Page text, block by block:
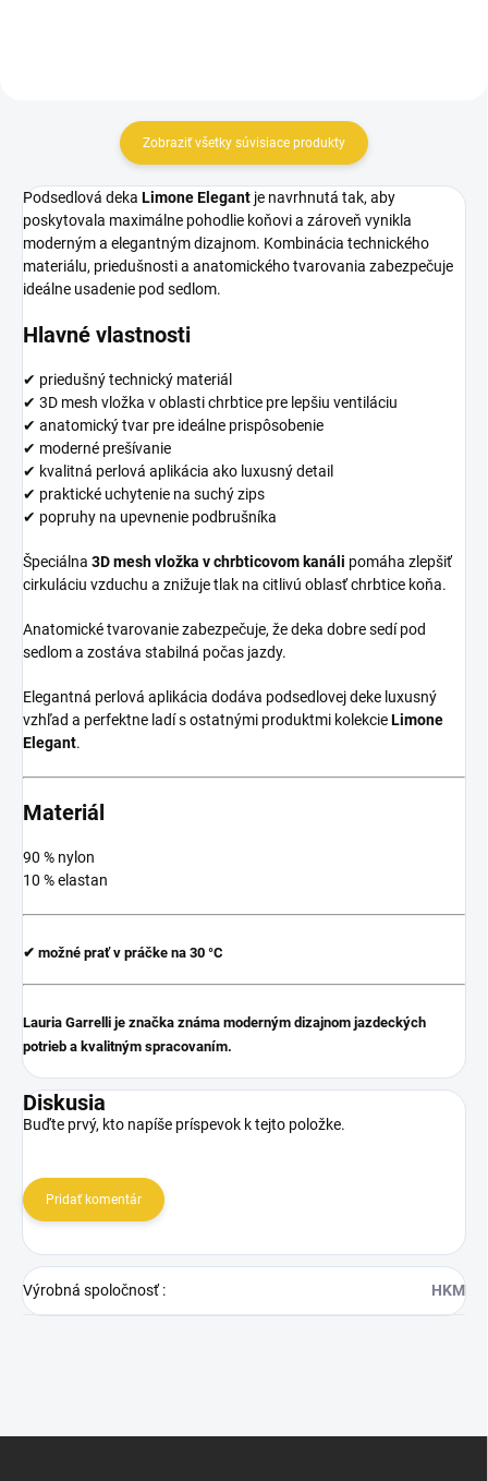
Zobraziť všetky súvisiace produkty
Podsedlová deka Limone Elegant je navrhnutá tak, aby
poskytovala maximálne pohodlie koňovi a zároveň vynikla
moderným a elegantným dizajnom. Kombinácia technického
materiálu, priedušnosti a anatomického tvarovania zabezpečuje
ideálne usadenie pod sedlom.
Hlavné vlastnosti
✔ priedušný technický materiál
✔ 3D mesh vložka v oblasti chrbtice pre lepšiu ventiláciu
✔ anatomický tvar pre ideálne prispôsobenie
✔ moderné prešívanie
✔ kvalitná perlová aplikácia ako luxusný detail
✔ praktické uchytenie na suchý zips
✔ popruhy na upevnenie podbrušníka
Špeciálna 3D mesh vložka v chrbticovom kanáli pomáha zlepšiť
cirkuláciu vzduchu a znižuje tlak na citlivú oblasť chrbtice koňa.
Anatomické tvarovanie zabezpečuje, že deka dobre sedí pod
sedlom a zostáva stabilná počas jazdy.
Elegantná perlová aplikácia dodáva podsedlovej deke luxusný
vzhľad a perfektne ladí s ostatnými produktmi kolekcieLimone
Elegant.
Materiál
90 % nylon
10 % elastan
✔ možné prať v práčke na 30 °C
Lauria Garrelli je značka známa moderným dizajnom jazdeckých
potrieb a kvalitným spracovaním.
Diskusia
Buďte prvý, kto napíše príspevok k tejto položke.
Pridať komentár
Výrobná spoločnosť: HKM